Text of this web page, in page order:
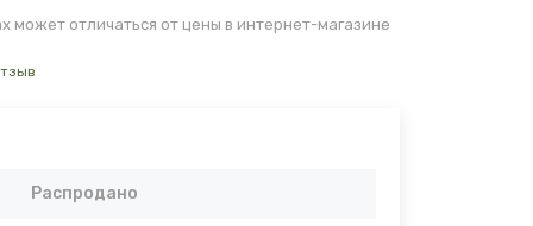
может отличаться от цены в интернет-магазине
Распродано